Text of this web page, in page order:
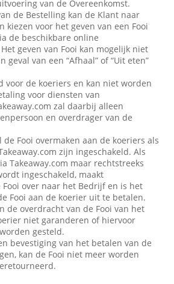
van de Overeenkomst.
de Bestelling kan de Klant naar
kiezen voor het geven van een Fooi
de beschikbare online
geven van Fooi kan mogelijk niet
geval van een “Afhaal” of “Uit eten”
voor de koeriers en kan niet worden
voor diensten van
zal daarbij alleen
en overdrager van de
de Fooi overmaken aan de koeriers als
zijn ingeschakeld. Als
Takeaway.com maar rechtstreeks
ingeschakeld, maakt
Fooi over naar het Bedrijf en is het
Fooi aan de koerier uit te betalen.
de overdracht van de Fooi van het
niet garanderen of hiervoor
gesteld.
bevestiging van het betalen van de
kan de Fooi niet meer worden